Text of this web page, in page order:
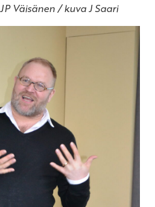
Väisänen / kuva J Saari